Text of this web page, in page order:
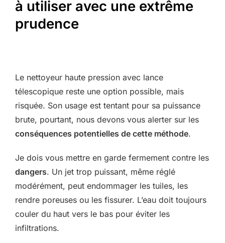
à utiliser avec une extrême
prudence
Le nettoyeur haute pression avec lance
télescopique reste une option possible, mais
risquée. Son usage est tentant pour sa puissance
brute, pourtant, nous devons vous alerter sur les
conséquences potentielles de cette méthode.
Je dois vous mettre en garde fermement contre les
dangers. Un jet trop puissant, même réglé
modérément, peut endommager les tuiles, les
rendre poreuses ou les fissurer. L’eau doit toujours
couler du haut vers le bas pour éviter les
infiltrations.